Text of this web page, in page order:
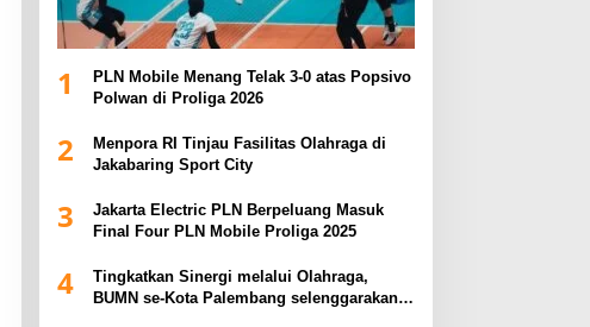
1
PLN Mobile Menang Telak 3-0 atas Popsivo
Polwan di Proliga 2026
2
Menpora RI Tinjau Fasilitas Olahraga di
Jakabaring Sport City
3
Jakarta Electric PLN Berpeluang Masuk
Final Four PLN Mobile Proliga 2025
4
Tingkatkan Sinergi melalui Olahraga,
BUMN se-Kota Palembang selenggarakan